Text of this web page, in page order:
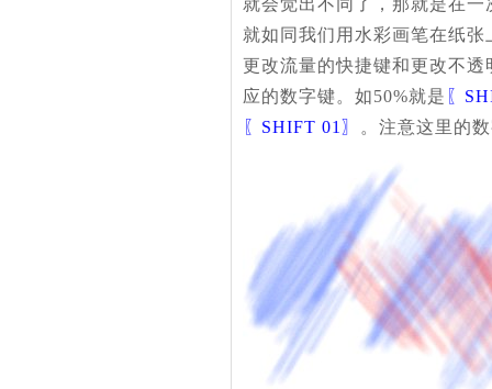
就会觉出不同了，那就是在
就如同我们用水彩画笔在纸
更改流量的快捷键和更改不
应的数字键。如50%就是 〖
〖SHIFT 01〗
。注意这里的